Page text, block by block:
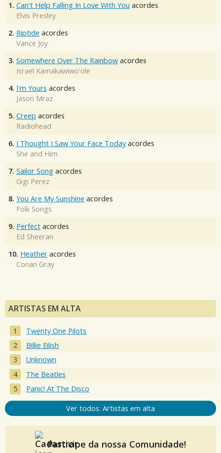
1. Can't Help Falling In Love With You acordes
Elvis Presley
2. Riptide acordes
Vance Joy
3. Somewhere Over The Rainbow acordes
Israel Kamakawiwo'ole
4. I'm Yours acordes
Jason Mraz
5. Creep acordes
Radiohead
6. I Thought I Saw Your Face Today acordes
She and Him
7. Sailor Song acordes
Gigi Perez
8. You Are My Sunshine acordes
Folk Songs
9. Perfect acordes
Ed Sheeran
10. Heather acordes
Conan Gray
ARTISTAS EM ALTA
Twenty One Pilots
Billie Eilish
Unknown
The Beatles
Panic! At The Disco
Ver todos: Artistas em alta
Participe da nossa Comunidade!